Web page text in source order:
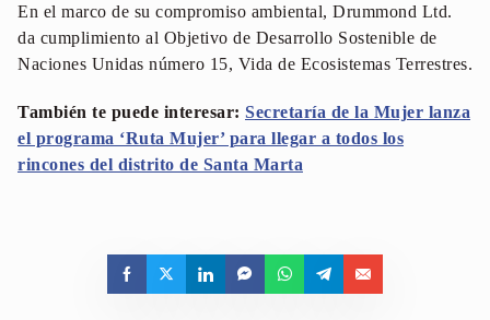
En el marco de su compromiso ambiental, Drummond Ltd.
da cumplimiento al Objetivo de Desarrollo Sostenible de
Naciones Unidas número 15, Vida de Ecosistemas Terrestres.
También te puede interesar: Secretaría de la Mujer lanza
el programa ‘Ruta Mujer’ para llegar a todos los
rincones del distrito de Santa Marta